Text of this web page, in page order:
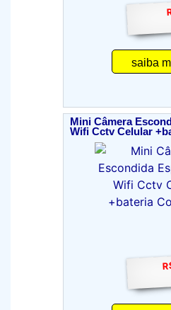
saiba
Mini Câmera
Wifi Cctv Celular